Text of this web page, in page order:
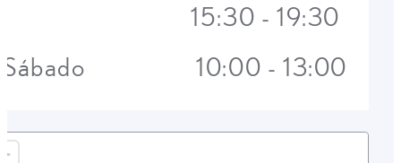
15:30 - 19:30
Sábado
10:00 - 13:00